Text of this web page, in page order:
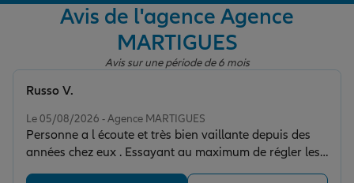
Assurance scolaire
Retraite
Avis de l'agence Agence
MARTIGUES
Avis sur une période de 6 mois
Le 05/08/2026 - Agence MARTIGUES
Personne a l écoute et très bien vaillante depuis des
années chez eux . Essayant au maximum de régler les
choses au plus vite et sans accros .
Russo V.